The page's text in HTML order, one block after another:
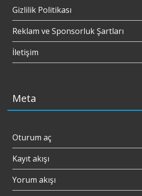
Gizlilik Politikası
Reklam ve Sponsorluk Şartları
İletişim
Meta
Oturum aç
Kayıt akışı
Yorum akışı